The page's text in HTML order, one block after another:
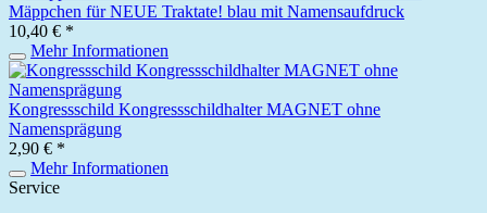
Mäppchen für NEUE Traktate! blau mit Namensaufdruck
10,40 € *
Mehr Informationen
Kongressschild Kongressschildhalter MAGNET ohne
Namensprägung
2,90 € *
Mehr Informationen
Service